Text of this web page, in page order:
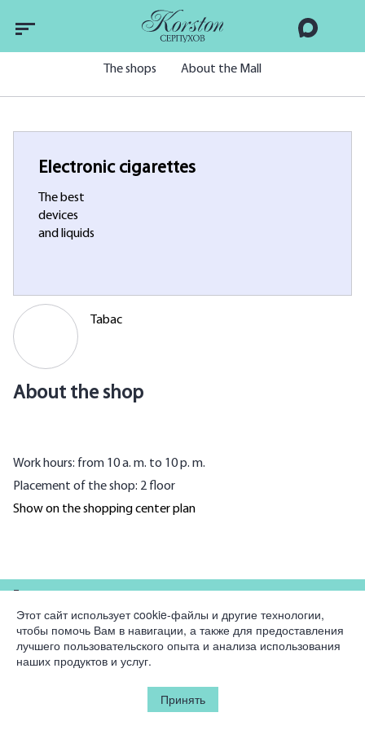
The shops About the Mall
Electronic cigarettes
The best
devices
and liquids
Tabac
About the shop
Work hours: from 10 a. m. to 10 p. m.
Placement of the shop: 2 floor
Show on the shopping center plan
Company
Legal information
Этот сайт использует cookie-файлы и другие технологии,
чтобы помочь Вам в навигации, а также для предоставления
лучшего пользовательского опыта и анализа использования
наших продуктов и услуг.
Принять